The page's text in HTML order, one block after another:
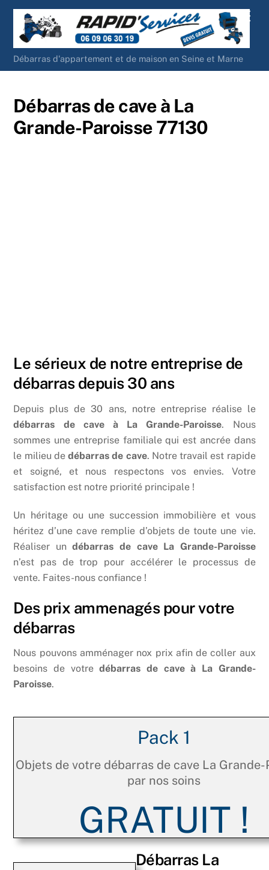
Skip
content
Débarras d'appartement et de maison en Seine et Marne
Débarras de cave à La
Grande-Paroisse 77130
Le sérieux de notre entreprise de
débarras depuis 30 ans
Depuis plus de 30 ans, notre entreprise réalise le
débarras de cave à La Grande-Paroisse. Nous
sommes une entreprise familiale qui est ancrée dans
le milieu dedébarras de cave. Notre travail est rapide
et soigné, et nous respectons vos envies. Votre
satisfaction est notre priorité principale !
Un héritage ou une succession immobilière et vous
héritez d’une cave remplie d’objets de toute une vie.
Réaliser undébarras de cave La Grande-Paroisse
n’est pas de trop pour accélérer le processus de
vente. Faites-nous confiance !
Des prix ammenagés pour votre
débarras
Nous pouvons amménager nox prix afin de coller aux
besoins de votredébarras de cave à La Grande-
Paroisse.
Pack 1
Objets de votre débarras de cave La Grande-
par nos soins
GRATUIT !
Débarras La